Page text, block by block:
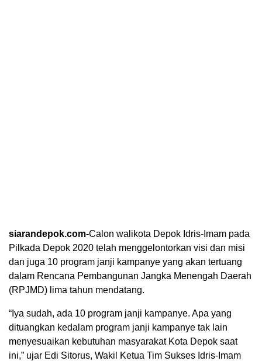
siarandepok.com-Calon walikota Depok Idris-Imam pada
Pilkada Depok 2020 telah menggelontorkan visi dan misi
dan juga 10 program janji kampanye yang akan tertuang
dalam Rencana Pembangunan Jangka Menengah Daerah
(RPJMD) lima tahun mendatang.
“Iya sudah, ada 10 program janji kampanye. Apa yang
dituangkan kedalam program janji kampanye tak lain
menyesuaikan kebutuhan masyarakat Kota Depok saat
ini,” ujar Edi Sitorus, Wakil Ketua Tim Sukses Idris-Imam